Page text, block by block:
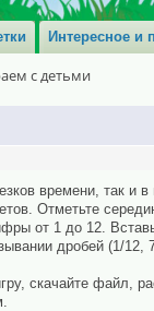
Интересное и
с детьми
времени, так и
Отметьте
от 1 до 12.
дробей (1/
скачайте файл,